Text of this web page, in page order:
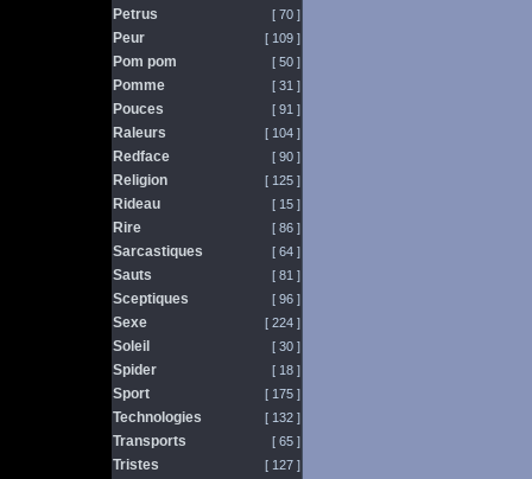
Petrus [ 70 ]
Peur [ 109 ]
Pom pom [ 50 ]
Pomme [ 31 ]
Pouces [ 91 ]
Raleurs [ 104 ]
Redface [ 90 ]
Religion [ 125 ]
Rideau [ 15 ]
Rire [ 86 ]
Sarcastiques [ 64 ]
Sauts [ 81 ]
Sceptiques [ 96 ]
Sexe [ 224 ]
Soleil [ 30 ]
Spider [ 18 ]
Sport [ 175 ]
Technologies [ 132 ]
Transports [ 65 ]
Tristes [ 127 ]